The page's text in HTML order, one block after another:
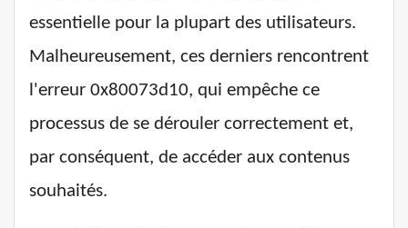
essentielle pour la plupart des utilisateurs.
Malheureusement, ces derniers rencontrent
l'erreur 0x80073d10, qui empêche ce
processus de se dérouler correctement et,
par conséquent, de accéder aux contenus
souhaités.